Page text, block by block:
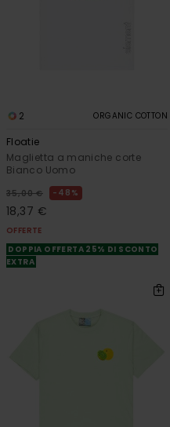
2 ORGANIC COTTON
Floatie
Maglietta a maniche corte
Bianco Uomo
35,00 € 48%
18,37 €
OFFERTE
DOPPIA OFFERTA 25% DI SCONTO
EXTRA